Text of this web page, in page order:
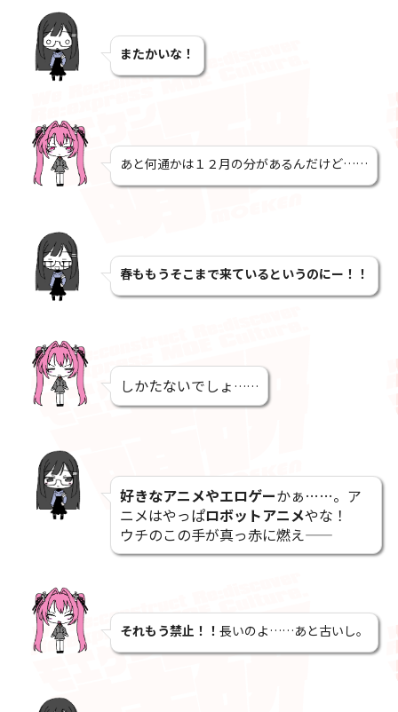
またかいな！
あと何通かは１２月の分があるんだけど……
春ももうそこまで来ているというのにー！！
しかたないでしょ ……
好きなアニメやエロゲーかぁ……。ア
ニメはやっぱロボットアニメやな！
ウチのこの手が真っ赤に燃え――
それもう禁止！！長いのよ……あと古いし。